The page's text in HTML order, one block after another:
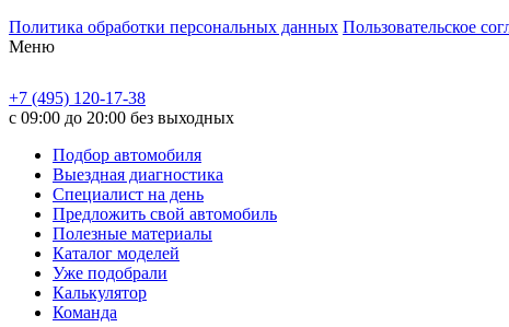
Политика обработки персональных данных Пользовательское
Меню
+7 (495) 120-17-38
с 09:00 до 20:00 без выходных
Подбор автомобиля
Выездная диагностика
Специалист на день
Предложить свой автомобиль
Полезные материалы
Каталог моделей
Уже подобрали
Калькулятор
Команда